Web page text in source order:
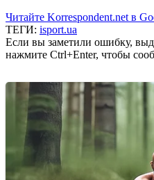
Читайте Korrespondent.net в
ТЕГИ: isport.ua
Если вы заметили ошибку,
нажмите Ctrl+Enter, чтобы